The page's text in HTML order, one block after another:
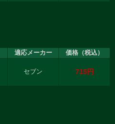
適応メーカー 価格（税込）
セブン 715円